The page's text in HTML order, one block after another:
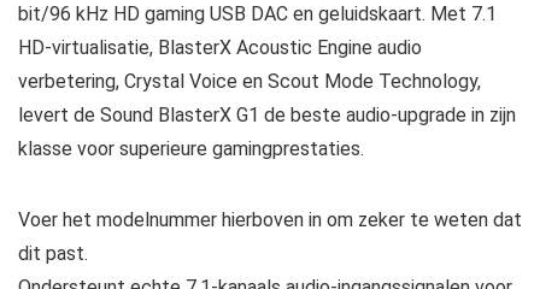
bit/96 kHz HD gaming USB DAC en geluidskaart. Met 7.1
HD-virtualisatie, BlasterX Acoustic Engine audio
verbetering, Crystal Voice en Scout Mode Technology,
levert de Sound BlasterX G1 de beste audio-upgrade in zijn
klasse voor superieure gamingprestaties.
Voer het modelnummer hierboven in om zeker te weten dat
dit past.